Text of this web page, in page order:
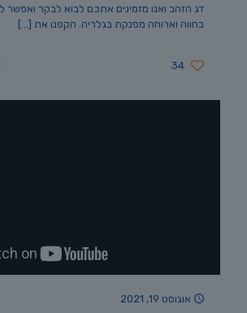
דג הזהב ואנו מזמינים אתכם לבוא לבקר ואפשר
בחווה וארוחה מפנקת בגלריה. הקפנו את […]
34
אוגוסט 19, 2021